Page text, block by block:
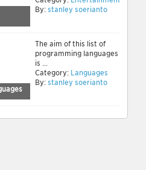
By: stanley soerianto
The aim of this list of
programming languages
is ...
Category: Languages
By: stanley soerianto